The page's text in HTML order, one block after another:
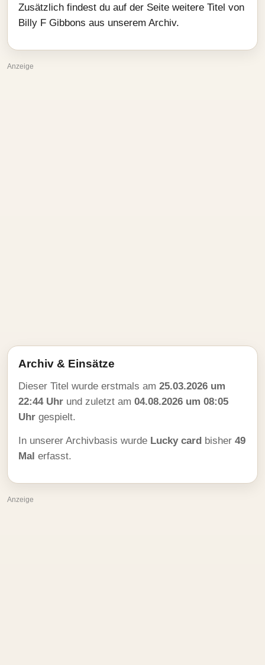
Zusätzlich findest du auf der Seite weitere Titel von
Billy F Gibbons aus unserem Archiv.
Anzeige
Archiv & Einsätze
Dieser Titel wurde erstmals am 25.03.2026 um
22:44 Uhr und zuletzt am 04.08.2026 um 08:05
Uhr gespielt.
In unserer Archivbasis wurde Lucky card bisher 49
Mal erfasst.
Anzeige